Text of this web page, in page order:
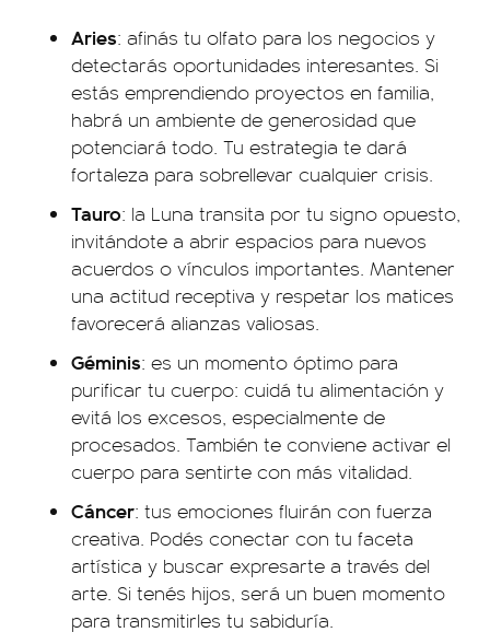
Aries: afinás tu olfato para los negocios y
detectarás oportunidades interesantes. Si
estás emprendiendo proyectos en familia,
habrá un ambiente de generosidad que
potenciará todo. Tu estrategia te dará
fortaleza para sobrellevar cualquier crisis.
Tauro: la Luna transita por tu signo opuesto,
invitándote a abrir espacios para nuevos
acuerdos o vínculos importantes. Mantener
una actitud receptiva y respetar los matices
favorecerá alianzas valiosas.
Géminis: es un momento óptimo para
purificar tu cuerpo: cuidá tu alimentación y
evitá los excesos, especialmente de
procesados. También te conviene activar el
cuerpo para sentirte con más vitalidad.
Cáncer: tus emociones fluirán con fuerza
creativa. Podés conectar con tu faceta
artística y buscar expresarte a través del
arte. Si tenés hijos, será un buen momento
para transmitirles tu sabiduría.